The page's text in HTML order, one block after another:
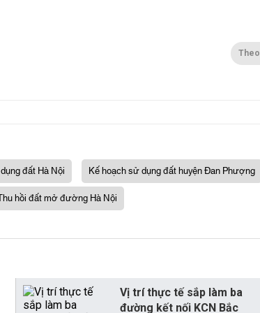
Theo
đất Hà Nội
Kế hoạch sử dụng đất huyện Đan Phượng
hồi đất mở đường Hà Nội
Vị trí thực tế sắp làm ba
đường kết nối KCN Bắc